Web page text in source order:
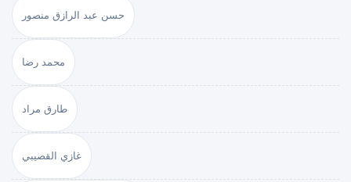
حسن عبد الرازق منصور
محمد رضا
طارق مراد
غازي القصيبي